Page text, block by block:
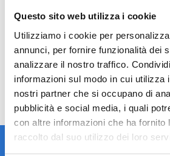
Questo sito web utilizza i cookie
Utilizziamo i cookie per
annunci, per fornire funzionalità dei
analizzare il nostro traffico.
informazioni sul modo in cui utilizza
nostri partner che si occupano di
pubblicità e social media, i quali
con altre informazioni che ha fornito
raccolto dal suo utilizzo dei loro